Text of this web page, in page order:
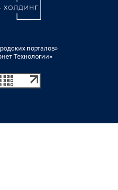
порталов»
Технологии»